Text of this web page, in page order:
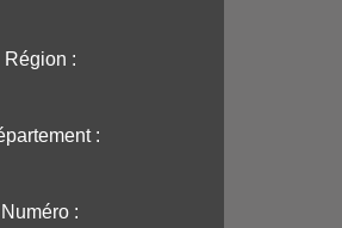
Région :️
:
Numéro :